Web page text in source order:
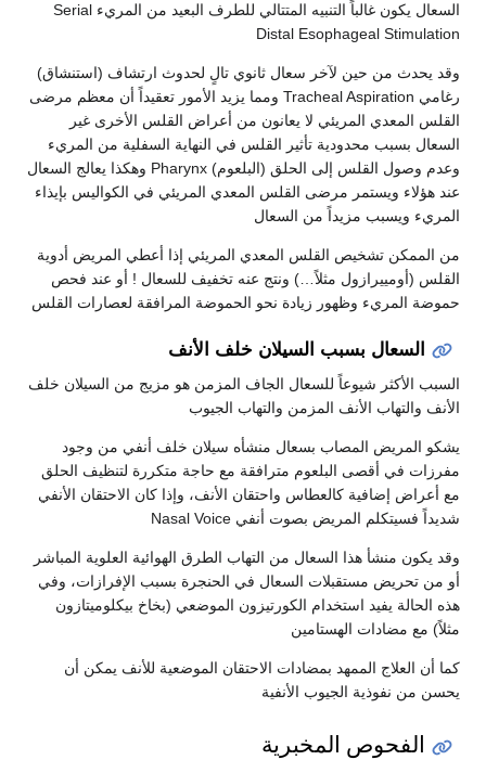
السعال يكون غالباً التنبيه المتتالي للطرف البعيد من المريء Serial
Distal Esophageal Stimulation
وقد يحدث من حين لآخر سعال ثانوي تالٍ لحدوث ارتشاف (استنشاق)
رغامي Tracheal Aspiration ومما يزيد الأمور تعقيداً أن معظم مرضى
القلس المعدي المريئي لا يعانون من أعراض القلس الأخرى غير
السعال بسبب محدودية تأثير القلس في النهاية السفلية من المريء
وعدم وصول القلس إلى الحلق (البلعوم) Pharynx وهكذا يعالج السعال
عند هؤلاء ويستمر مرضى القلس المعدي المريئي في الكواليس بإيذاء
المريء ويسبب مزيداً من السعال
من الممكن تشخيص القلس المعدي المريئي إذا أعطي المريض أدوية
القلس (أومييرازول مثلاً…) ونتج عنه تخفيف للسعال ! أو عند فحص
حموضة المريء وظهور زيادة نحو الحموضة المرافقة لعصارات القلس
السعال بسبب السيلان خلف الأنف
السبب الأكثر شيوعاً للسعال الجاف المزمن هو مزيج من السيلان خلف
الأنف والتهاب الأنف المزمن والتهاب الجيوب
يشكو المريض المصاب بسعال منشأه سيلان خلف أنفي من وجود
مفرزات في أقصى البلعوم مترافقة مع حاجة متكررة لتنظيف الحلق
مع أعراض إضافية كالعطاس واحتقان الأنف، وإذا كان الاحتقان الأنفي
شديداً فسيتكلم المريض بصوت أنفي Nasal Voice
وقد يكون منشأ هذا السعال من التهاب الطرق الهوائية العلوية المباشر
أو من تحريض مستقبلات السعال في الحنجرة بسبب الإفرازات، وفي
هذه الحالة يفيد استخدام الكورتيزون الموضعي (بخاخ بيكلوميتازون
مثلاً) مع مضادات الهستامين
كما أن العلاج الممهد بمضادات الاحتقان الموضعية للأنف يمكن أن
يحسن من نفوذية الجيوب الأنفية
الفحوص المخبرية